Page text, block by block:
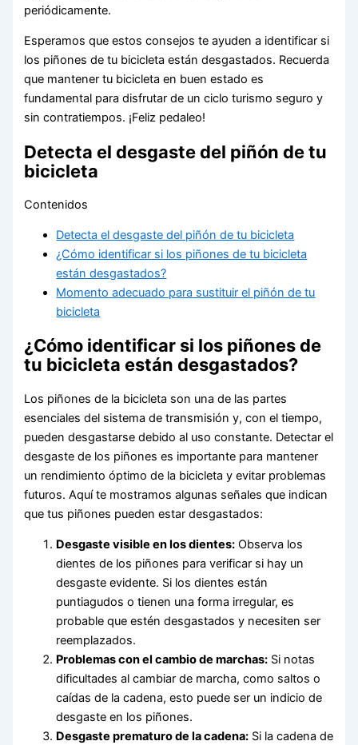
periódicamente.
Esperamos que estos consejos te ayuden a identificar si
los piñones de tu bicicleta están desgastados. Recuerda
que mantener tu bicicleta en buen estado es
fundamental para disfrutar de un ciclo turismo seguro y
sin contratiempos. ¡Feliz pedaleo!
Detecta el desgaste del piñón de tu
bicicleta
Contenidos
Detecta el desgaste del piñón de tu bicicleta
¿Cómo identificar si los piñones de tu bicicleta
están desgastados?
Momento adecuado para sustituir el piñón de tu
bicicleta
¿Cómo identificar si los piñones de
tu bicicleta están desgastados?
Los piñones de la bicicleta son una de las partes
esenciales del sistema de transmisión y, con el tiempo,
pueden desgastarse debido al uso constante. Detectar el
desgaste de los piñones es importante para mantener
un rendimiento óptimo de la bicicleta y evitar problemas
futuros. Aquí te mostramos algunas señales que indican
que tus piñones pueden estar desgastados:
Desgaste visible en los dientes: Observa los
dientes de los piñones para verificar si hay un
desgaste evidente. Si los dientes están
puntiagudos o tienen una forma irregular, es
probable que estén desgastados y necesiten ser
reemplazados.
Problemas con el cambio de marchas: Si notas
dificultades al cambiar de marcha, como saltos o
caídas de la cadena, esto puede ser un indicio de
desgaste en los piñones.
Desgaste prematuro de la cadena: Si la cadena de